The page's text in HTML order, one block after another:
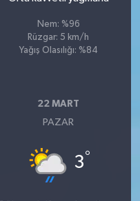
Nem: %96
Rüzgar: 5 km/h
Yağış Olasılığı: %84
22 MART
PAZAR
3°